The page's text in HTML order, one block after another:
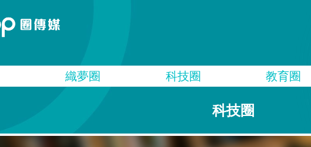
織夢圈 科技圈 教育圈
科技圈